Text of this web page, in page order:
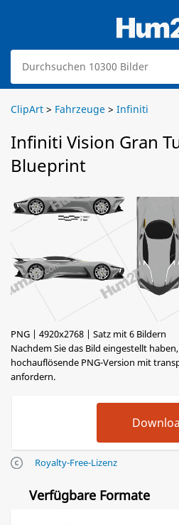
ClipArt > Fahrzeuge > Infiniti
Infiniti Vision Gran
Blueprint
PNG | 4920x2768 | Satz mit 6 Bildern
Nachdem Sie das Bild eingestellt
hochauflösende PNG-Version mit
anfordern.
Royalty-Free-Lizenz
Verfügbare Formate